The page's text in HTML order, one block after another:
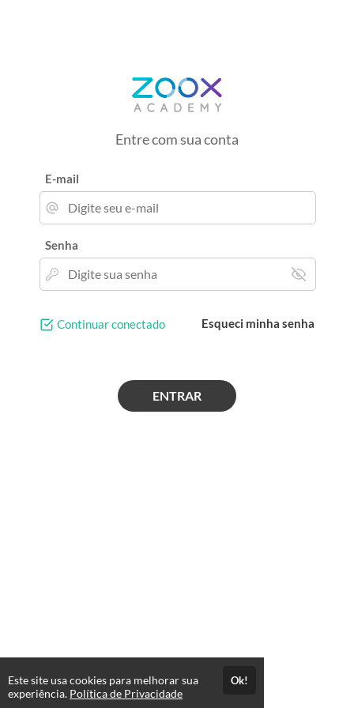
Entre com sua conta
E-mail
Senha
Continuar conectado Esqueci minha senha
ENTRAR
Este site usa cookies para melhorar sua
experiência. Política de Privacidade
Ok!